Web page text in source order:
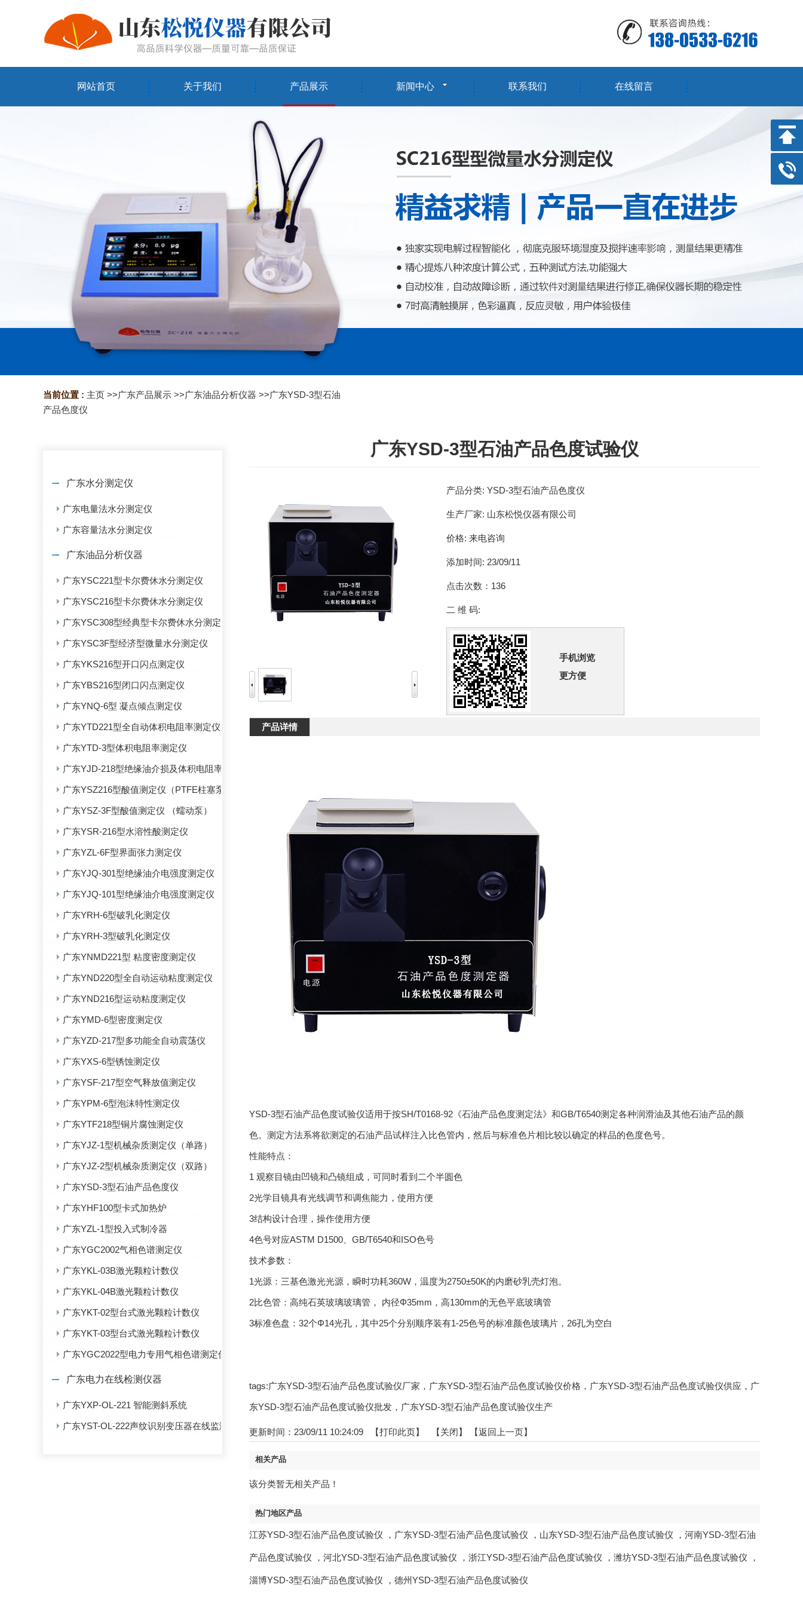
网站首页 关于我们 产品展示 新闻中心 联系我们 在线留言
当前位置 : 主页 >>广东产品展示 >>广东油品分析仪器 >>广东YSD-3型石油
产品色度仪
广东水分测定仪
广东电量法水分测定仪
广东容量法水分测定仪
广东油品分析仪器
广东YSC221型卡尔费休水分测定仪
广东YSC216型卡尔费休水分测定仪
广东YSC308型经典型卡尔费休水分测定仪
广东YSC3F型经济型微量水分测定仪
广东YKS216型开口闪点测定仪
广东YBS216型闭口闪点测定仪
广东YNQ-6型 凝点倾点测定仪
广东YTD221型全自动体积电阻率测定仪
广东YTD-3型体积电阻率测定仪
广东YJD-218型绝缘油介损及体积电阻率测定仪
广东YSZ216型酸值测定仪（PTFE柱塞泵）
广东YSZ-3F型酸值测定仪 （蠕动泵）
广东YSR-216型水溶性酸测定仪
广东YZL-6F型界面张力测定仪
广东YJQ-301型绝缘油介电强度测定仪
广东YJQ-101型绝缘油介电强度测定仪
广东YRH-6型破乳化测定仪
广东YRH-3型破乳化测定仪
广东YNMD221型 粘度密度测定仪
广东YND220型全自动运动粘度测定仪
广东YND216型运动粘度测定仪
广东YMD-6型密度测定仪
广东YZD-217型多功能全自动震荡仪
广东YXS-6型锈蚀测定仪
广东YSF-217型空气释放值测定仪
广东YPM-6型泡沫特性测定仪
广东YTF218型铜片腐蚀测定仪
广东YJZ-1型机械杂质测定仪（单路）
广东YJZ-2型机械杂质测定仪（双路）
广东YSD-3型石油产品色度仪
广东YHF100型卡式加热炉
广东YZL-1型投入式制冷器
广东YGC2002气相色谱测定仪
广东YKL-03B激光颗粒计数仪
广东YKL-04B激光颗粒计数仪
广东YKT-02型台式激光颗粒计数仪
广东YKT-03型台式激光颗粒计数仪
广东YGC2022型电力专用气相色谱测定仪
广东电力在线检测仪器
广东YXP-OL-221 智能测斜系统
广东YST-OL-222声纹识别变压器在线监测系统
广东YSD-3型石油产品色度试验仪
产品分类: YSD-3型石油产品色度仪
生产厂家: 山东松悦仪器有限公司
价格: 来电咨询
添加时间: 23/09/11
点击次数： 136
二 维 码:
手机浏览
更方便
产品详情
YSD-3型石油产品色度试验仪适用于按SH/T0168-92《石油产品色度测定法》和GB/T6540测定各种润滑油及其他石油产品的颜
色。测定方法系将欲测定的石油产品试样注入比色管内，然后与标准色片相比较以确定的样品的色度色号。
性能特点：
1 观察目镜由凹镜和凸镜组成，可同时看到二个半圆色
2光学目镜具有光线调节和调焦能力，使用方便
3结构设计合理，操作使用方便
4色号对应ASTM D1500、GB/T6540和ISO色号
技术参数：
1光源：三基色激光光源，瞬时功耗360W，温度为2750±50K的内磨砂乳壳灯泡。
2比色管：高纯石英玻璃玻璃管， 内径Φ35mm，高130mm的无色平底玻璃管
3标准色盘：32个Φ14光孔，其中25个分别顺序装有1-25色号的标准颜色玻璃片，26孔为空白
tags:广东YSD-3型石油产品色度试验仪厂家，广东YSD-3型石油产品色度试验仪价格，广东YSD-3型石油产品色度试验仪供应，广
东YSD-3型石油产品色度试验仪批发，广东YSD-3型石油产品色度试验仪生产
更新时间：23/09/11 10:24:09 【打印此页】 【关闭】 【返回上一页】
相关产品
该分类暂无相关产品！
热门地区产品
江苏YSD-3型石油产品色度试验仪 ， 广东YSD-3型石油产品色度试验仪 ， 山东YSD-3型石油产品色度试验仪 ， 河南YSD-3型石油
产品色度试验仪 ， 河北YSD-3型石油产品色度试验仪 ， 浙江YSD-3型石油产品色度试验仪 ， 潍坊YSD-3型石油产品色度试验仪 ，
淄博YSD-3型石油产品色度试验仪 ， 德州YSD-3型石油产品色度试验仪